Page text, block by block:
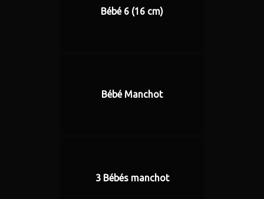
Bébé 6 (16 cm)
Bébé Manchot
3 Bébés manchot